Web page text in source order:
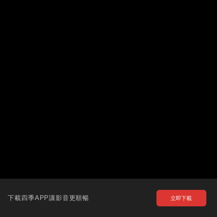
下載四季APP讓影音更順暢 立即下載